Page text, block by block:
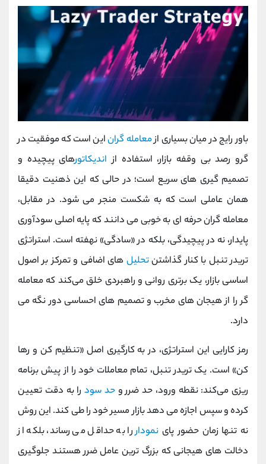
باور رایج در میان بسیاری ازمعامله ‌گراناین است که موفقیت در
گرو رصد بی ‌وقفه بازار، استفاده از اندیکاتورهای پیچیده و
تصمیم‌ گیری ‌های سریع است؛ در حالی که این ذهنیت دقیقا
همان عاملی است که به شکست منجر می ‌شود. در مقابل،
معامله ‌گران حرفه ‌ای به‌ خوبی می‌ دانند که پایه اصلی سودآوری
پایدار، نه در پیچیدگی، بلکه در «سادگی» نهفته است. استراتژی
تریدر تنبل با کنار گذاشتنتحلیل‌ های اضافی و تمرکز بر اصول
اساسی بازار، یک برتری روانی و راهبردی خلق می‌کند که معامله
‌گر را از هیجان‌ های مخرب و تصمیم ‌های احساسی دور نگه می
‌دارد.
رمز کارایی این استراتژی، در به ‌کارگیری اصل «تنظیم کن و رها
کن» است. یک تریدر تنبل، تمام معاملات خود را از پیش برنامه
‌ریزی می‌کند: نقطه ورود، حد ضرر وحد سود را به دقت تعیین
کرده و سپس اجازه می ‌دهد بازار مسیر خود را طی کند. این روش
نه تنها زمان حضور پای نموداررا به حداقل می ‌رساند، بلکه از
دخالت ‌های هیجانی که بزرگ ترین عامل ضرر هستند جلوگیری